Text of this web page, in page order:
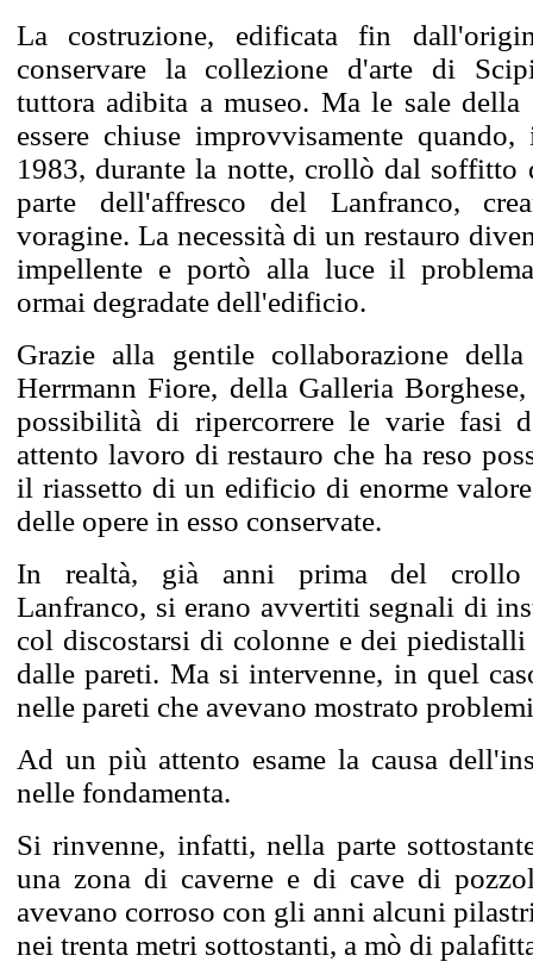
La costruzione, edificata fin
conservare la collezione d'arte di
tuttora adibita a museo. Ma le sale della
essere chiuse improvvisamente
1983, durante la notte, crollò dal soffitto
parte dell'affresco del Lanfranco,
voragine. La necessità di un restauro
impellente e portò alla luce il
ormai degradate dell'edificio.
Grazie alla gentile collaborazione
Herrmann Fiore, della Galleria
possibilità di ripercorrere le varie fasi
attento lavoro di restauro che ha reso
il riassetto di un edificio di enorme
delle opere in esso conservate.
In realtà, già anni prima del crollo
Lanfranco, si erano avvertiti segnali di
col discostarsi di colonne e dei
dalle pareti. Ma si intervenne, in quel
nelle pareti che avevano mostrato
Ad un più attento esame la causa
nelle fondamenta.
Si rinvenne, infatti, nella parte
una zona di caverne e di cave di
avevano corroso con gli anni alcuni
nei trenta metri sottostanti, a mò di